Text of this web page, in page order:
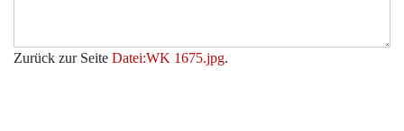
Zurück zur Seite Datei:WK 1675.jpg.